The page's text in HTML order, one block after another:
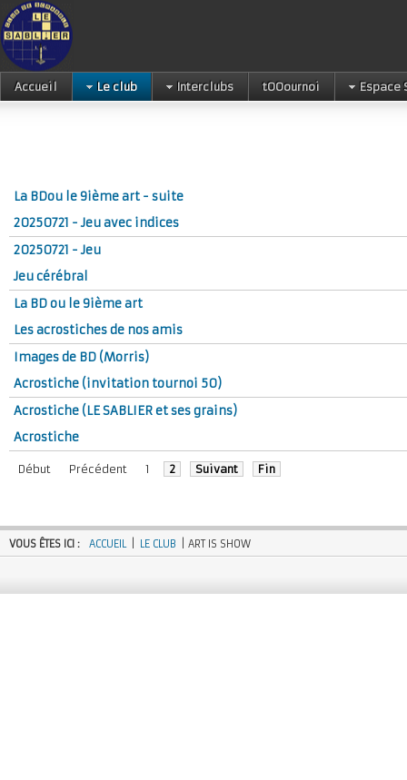
Accueil Le club Interclubs tOOournoi Espace
La BDou le 9ième art - suite
20250721 - Jeu avec indices
20250721 - Jeu
Jeu cérébral
La BD ou le 9ième art
Les acrostiches de nos amis
Images de BD (Morris)
Acrostiche (invitation tournoi 50)
Acrostiche (LE SABLIER et ses grains)
Acrostiche
Début Précédent 1 2 Suivant Fin
VOUS ÊTES ICI : ACCUEIL LE CLUB | ART IS SHOW